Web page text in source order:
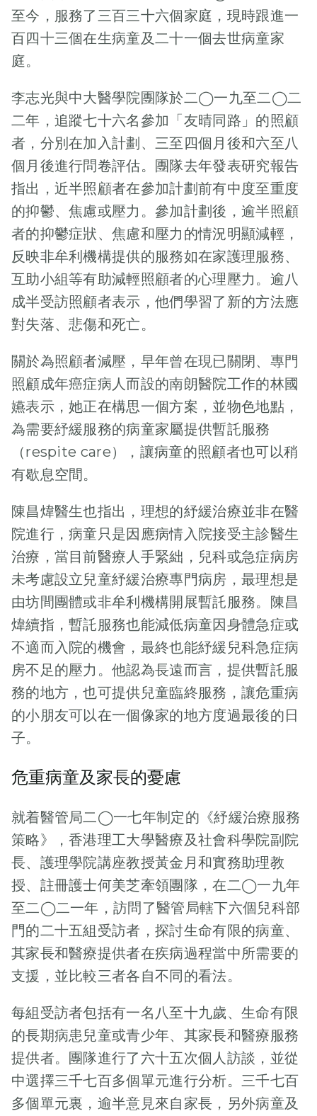
至今，服務了三百三十六個家庭，現時跟進一
百四十三個在生病童及二十一個去世病童家
庭。
李志光與中大醫學院團隊於二◯一九至二◯二
二年，追蹤七十六名參加「友晴同路」的照顧
者，分別在加入計劃、三至四個月後和六至八
個月後進行問卷評估。團隊去年發表研究報告
指出，近半照顧者在參加計劃前有中度至重度
的抑鬱、焦慮或壓力。參加計劃後，逾半照顧
者的抑鬱症狀、焦慮和壓力的情況明顯減輕，
反映非牟利機構提供的服務如在家護理服務、
互助小組等有助減輕照顧者的心理壓力。逾八
成半受訪照顧者表示，他們學習了新的方法應
對失落、悲傷和死亡。
關於為照顧者減壓，早年曾在現已關閉、專門
照顧成年癌症病人而設的南朗醫院工作的林國
嬿表示，她正在構思一個方案，並物色地點，
為需要紓緩服務的病童家屬提供暫託服務
（respite care），讓病童的照顧者也可以稍
有歇息空間。
陳昌煒醫生也指出，理想的紓緩治療並非在醫
院進行，病童只是因應病情入院接受主診醫生
治療，當目前醫療人手緊絀，兒科或急症病房
未考慮設立兒童紓緩治療專門病房，最理想是
由坊間團體或非牟利機構開展暫託服務。陳昌
煒續指，暫託服務也能減低病童因身體急症或
不適而入院的機會，最終也能紓緩兒科急症病
房不足的壓力。他認為長遠而言，提供暫託服
務的地方，也可提供兒童臨終服務，讓危重病
的小朋友可以在一個像家的地方度過最後的日
子。
危重病童及家長的憂慮
就着醫管局二◯一七年制定的《紓緩治療服務
策略》，香港理工大學醫療及社會科學院副院
長、護理學院講座教授黃金月和實務助理教
授、註冊護士何美芝牽領團隊，在二◯一九年
至二◯二一年，訪問了醫管局轄下六個兒科部
門的二十五組受訪者，探討生命有限的病童、
其家長和醫療提供者在疾病過程當中所需要的
支援，並比較三者各自不同的看法。
每組受訪者包括有一名八至十九歲、生命有限
的長期病患兒童或青少年、其家長和醫療服務
提供者。團隊進行了六十五次個人訪談，並從
中選擇三千七百多個單元進行分析。三千七百
多個單元裏，逾半意見來自家長，另外病童及
新聞稿
路】童行帽
動兒童紓緩
服務基金成
立五周年慶
典 迪士尼
舉行為病童
建設關愛共
融社會
CPCF
Sep 14,
▲ 「童」行
「帽」動兒童紓
緩服務基金成立
五周年慶典，上
周日（9月10
行。 兒童紓緩服
務基金
（CPCF）成立5
週年，上周日
（9月10日）於
香港迪士尼樂園
酒店舉行
【「童」行
「帽」動兒童紓
緩服務基金成立
五周年慶典】，
邀請各界嘉賓和
醫護人員代表出
服務基金主席余
辭，感謝各方伙
伴機構和義工友
好的無私奉獻，
並回顧基金成立
初衷：醫學進步
使危重症病童的
生命延長，他們
和家人的生活質
素問題更應受到
重視。兒童紓緩
就是，竭盡所能
提升危重症病童
和他們家人的生
活質素。 過去數
年，兒童紓緩服
務基金有賴本地
CPCF
Jun 13,
▲ 五歲的小達達
因為患上急症而
病危，突如其来
的不幸，讓父母
悲傷不已，整個
家庭籠罩著陰
霾。 某一年的六
月，五歲的小達
達因為患上急症
而病危，他被送
到醫院入住深切
治療部。這突如
其来的不幸，讓
整個家庭籠罩著
陰霾。 【湊得輕
鬆啲】憶先天性
心臟病亡兒堅強
抗病 父母迎接
新生命：不會忘
的“家族”，病房
騰出一較隱閉的
角落讓家族每一
個人向小達達道
别。看到他們的
悲痛，見者心
酸。因為大家都
各自在悲傷，没
留意到家族群裏
少了一個人，我
四處張望搜索，
後來看到達達的
爺爺站在另一角
背後也可看到他
淚。我悄悄行到
他的身邊，遞上
紙巾，看到他臉
上的口罩都濕透
了。我默默地站
著陪他，他見到
我就哭得更厲
害。同事拉來兩
張椅子，我們一
起坐下，我没有
阻止他哭。過了
十分鐘，他慢慢
平靜下來，然後
問我 :「姑娘，
點解會咁？他前
幾天還很活潑
的，昨天接他放
服務基金主席余
漢才先生致歡迎
義工友好的無私
奉獻，並強調他
們的支持對於基
金的成長至關重
要。他回顧當初
成立基金的初
衷：「醫學進步
使危重症病童的
生命延長，他們
和家人的生活質
素問題更應受到
重視。兒童紓緩
服務基金的目標
就是，竭盡所能
和他們家人的生
活質素。這麼多
年來，我們不斷
改進、與時並
進，開發新服務
以填補醫療服務
家庭提供適切及
時的支援。同
時，余先生對同
仁表示感激：
「有了你們的支
持，兒童紓緩服
務基金才能走得
更遠；您們過去
五年或更長遠以
來的支持，對我
們來說都是非常
寶貴的。」 過去
地醫護團隊的積
才得以令服務的
醫院從兩間擴展
至十三間。香港
兒童紓緩學會主
席陳昌煒醫生在
典禮上強調紓緩
服務對病童以至
整個家庭的重要
性：「作為醫生
的我們，時刻面
為兒科病人提供
紓緩服務的時
候，令我們都謹
記生命的難能可
貴，而最重要的
是生命的意
上閉目養神的梓
培，聽到這裏，
看着媽媽，嘁嘁
叫了兩聲。梓培
媽媽應答着說：
「知道了，乖，
閉上眼，多休息
一會。」 「他試
過很多東西，但
現在只能看着他
慢慢轉差。」梓
培媽媽對記者
說。 梓培一家四
口本來與一般家
庭無異。二十多
年前，夫婦二人
出生，後來又有
小兒子加入，一
家甜甜蜜蜜，梓
培媽媽最愛帶着
兩姊弟到處拍
照。不過在梓培
覺到一些異常。
她發現梓培經常
跌倒，在學校玩
大風吹也站不
穩，而且比同齡
孩子瘦削，放心
不下，尋求醫生
意見。那時醫生
說，梓培只是內
八扁平足及營養
不良，梓培媽媽
心想，好吧，便
些營養食物給梓
培吃。一直看似
如常，直到梓培
升上小四，梓培
身體出現強烈警
號，每次躺在牀
上，梓培就會感
到頭暈，但頭部
左右扭動一會，
頭暈徵狀又會消
失。梓培媽媽知
道事不尋常，帶
急症室救醫。結
果留院兩星期，
經過各種化驗包
括基因測試後，
確認梓培患上一
種名為「亞歷山
【紓緩童
性腫瘤 學
校提早辦畢
業禮趕及生
命最後領畢
業證書
CPCF
Aug 18,
2023
2 Min Read
▲ 22歲女大學
生患惡性腫瘤，
學校提早辦畢業
禮，趕及生命最
後領畢業證書。
在六月中旬，我
以兒童紓緩服務
基金護士的身份
出席年度義工嘉
堂，像老朋友一
樣閒話家常。有
緣難得能重遇幾
位義工朋友，讓
我回憶起七年前
的一個個案梓瑜
（化名）。22歲
的梓瑜當年不幸
患上罕見危重
病。縱使她的生
命很短暫，她的
故事卻啟發了身
和愛的力量……
女淪植物人3年
從未放棄 天瑜
爸爸患癌放不下
抑鬱妻自閉兒 梓
瑜於大學期間確
診罹患惡性腫
瘤。患病期間，
她經常覺得身體
疼痛、氣喘，在
醫院的轉介下，
服務，也因此機
會讓我認識了她
一家。印象中的
梓瑜是個非常開
朗的女孩，作為
護士的我，除了